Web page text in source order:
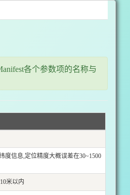
各个参数项的名称与
度信息,定位精度大概误差在30~1500
米以内